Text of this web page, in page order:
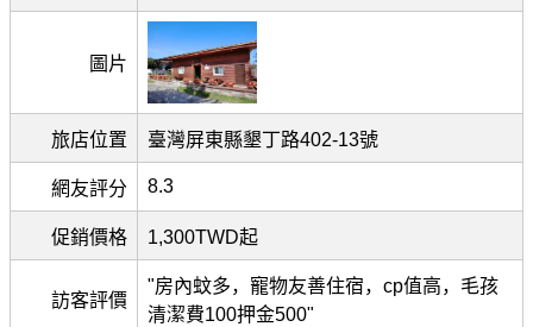
圖片
旅店位置 臺灣屏東縣墾丁路402-13號
網友評分 8.3
促銷價格 1,300TWD起
訪客評價
"房內蚊多，寵物友善住宿，cp值高，毛孩
清潔費100押金500"